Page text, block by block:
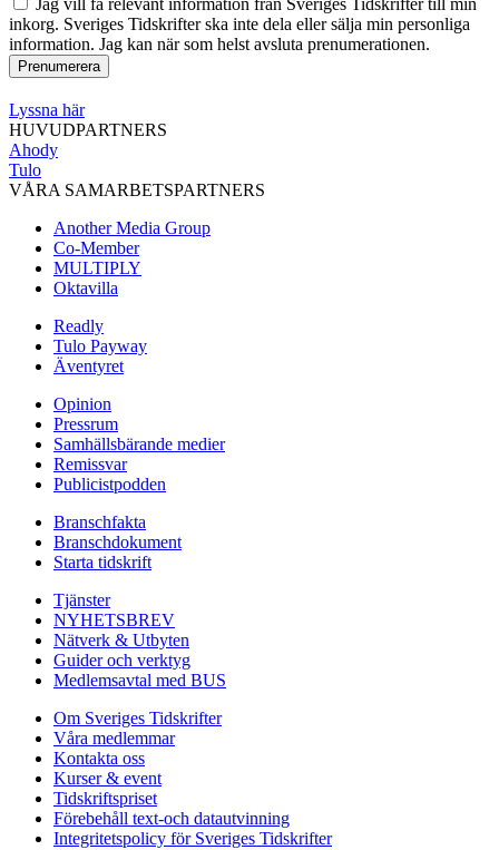
Jag vill få relevant information från Sveriges Tidskrifter till min
inkorg. Sveriges Tidskrifter ska inte dela eller sälja min personliga
information. Jag kan när som helst avsluta prenumerationen.
Lyssna här
HUVUDPARTNERS
Ahody
Tulo
VÅRA SAMARBETSPARTNERS
Another Media Group
Co-Member
MULTIPLY
Oktavilla
Readly
Tulo Payway
Äventyret
Opinion
Pressrum
Samhällsbärande medier
Remissvar
Publicistpodden
Branschfakta
Branschdokument
Starta tidskrift
Tjänster
NYHETSBREV
Nätverk & Utbyten
Guider och verktyg
Medlemsavtal med BUS
Om Sveriges Tidskrifter
Våra medlemmar
Kontakta oss
Kurser & event
Tidskriftspriset
Förebehåll text-och datautvinning
Integritetspolicy för Sveriges Tidskrifter